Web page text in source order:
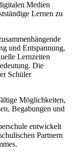
Medien
Lernen zu
und Entspannung,
Lernzeiten
Die
Schüler
Möglichkeiten,
Begabungen und
entwickelt
Partnern